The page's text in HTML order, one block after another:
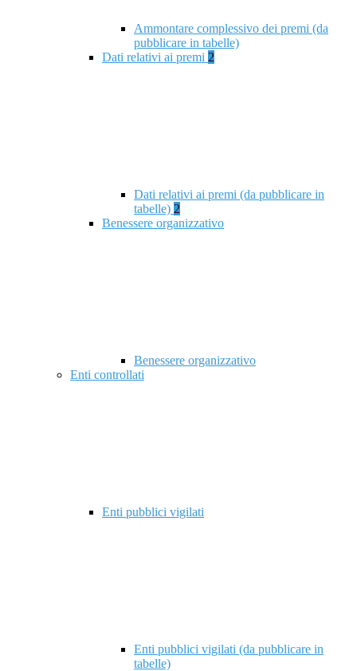
Ammontare complessivo dei premi (da
pubblicare in tabelle)
Dati relativi ai premi 2
Dati relativi ai premi (da pubblicare in
tabelle) 2
Benessere organizzativo
Benessere organizzativo
Enti controllati
Enti pubblici vigilati
Enti pubblici vigilati (da pubblicare in
tabelle)